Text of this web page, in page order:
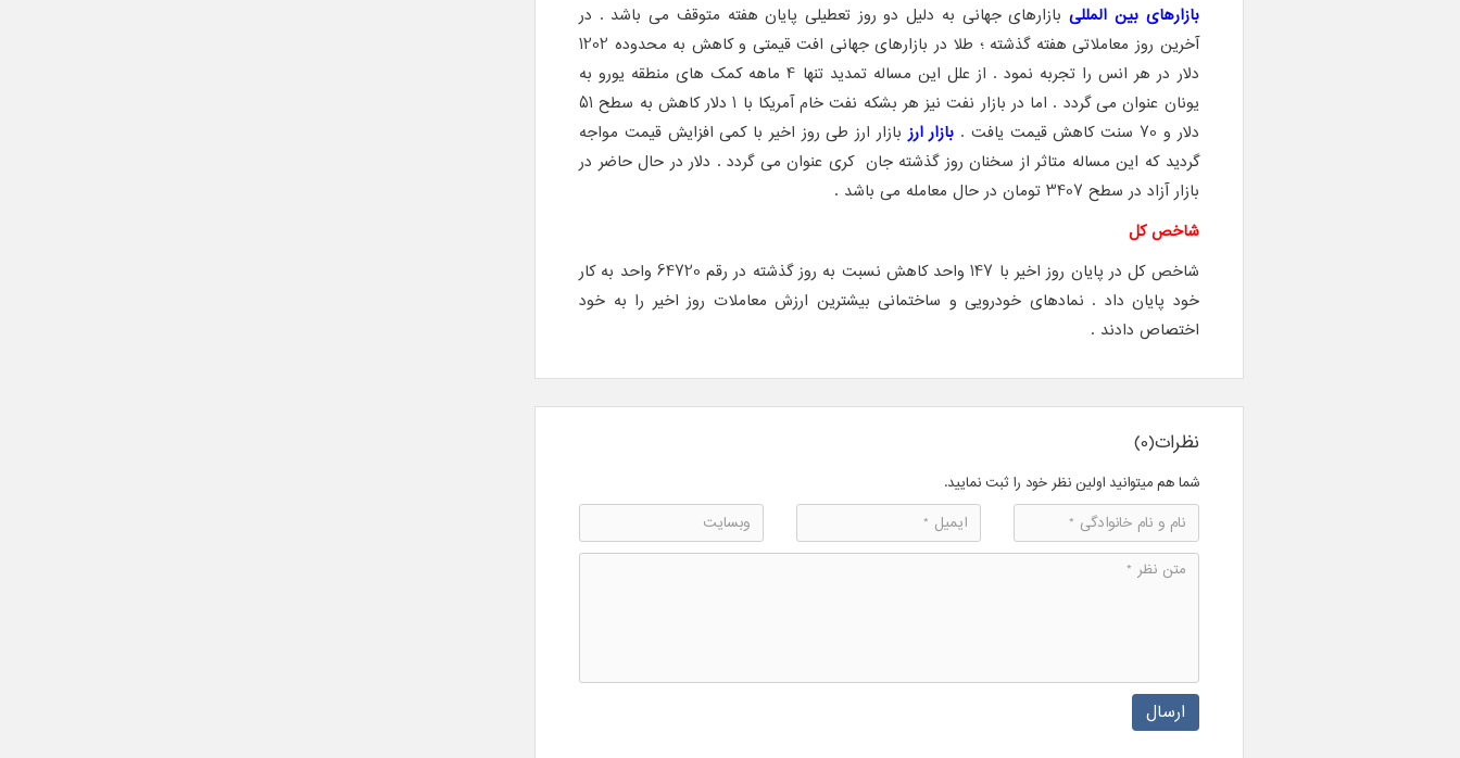
بازارهای بین المللیبازارهای جهانی به دلیل دو روز تعطیلی پایان هفته متوقف می باشد . در
آخرین روز معاملاتی هفته گذشته ؛ طلا در بازارهای جهانی افت قیمتی و کاهش به محدوده 1202
دلار در هر انس را تجربه نمود . از علل این مساله تمدید تنها 4 ماهه کمک های منطقه یورو به
یونان عنوان می گردد . اما در بازار نفت نیز هر بشکه نفت خام آمریکا با 1 دلار کاهش به سطح 51
دلار و 70 سنت کاهش قیمت یافت .
بازار ارزبازار ارز طی روز اخیر با کمی افزایش قیمت مواجه
گردید که این مساله متاثر از سخنان روز گذشته جان کری عنوان می گردد . دلار در حال حاضر در
بازار آزاد در سطح 3407 تومان در حال معامله می باشد .
شاخص کل
شاخص کل در پایان روز اخیر با 147 واحد کاهش نسبت به روز گذشته در رقم 64720 واحد به کار
خود پایان داد . نمادهای خودرویی و ساختمانی بیشترین ارزش معاملات روز اخیر را به خود
اختصاص دادند .
نظرات(0)
شما هم میتوانید اولین نظر خود را ثبت نمایید.
ارسال